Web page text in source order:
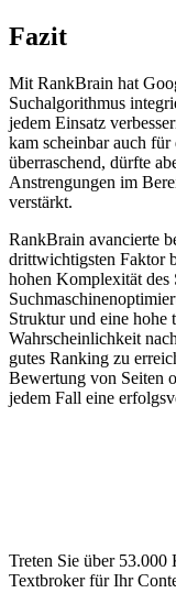
Fazit
Mit RankBrain hat
Suchalgorithmus
jedem Einsatz
kam scheinbar auch für
überraschend, dürfte
Anstrengungen im
verstärkt.
RankBrain avancierte
drittwichtigsten Faktor
hohen Komplexität des
Struktur und eine hohe
Wahrscheinlichkeit
gutes Ranking zu
Bewertung von Seiten
jedem Fall eine
Treten Sie über
Textbroker für Ihr